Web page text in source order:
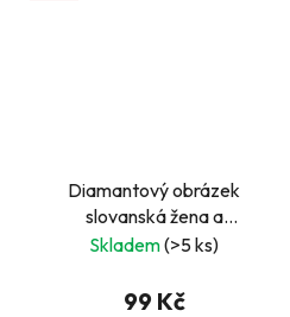
Diamantový obrázek
slovanská žena a
slunečnice 30 x 40 cm
Skladem(>5 ks)
99 Kč